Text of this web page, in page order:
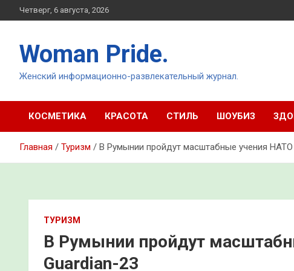
Перейти
к
Четверг, 6 августа, 2026
Woman Pride.
Женский информационно-развлекательный журнал.
КОСМЕТИКА КРАСОТА СТИЛЬ ШОУБИЗ
Главная Туризм В Румынии пройдут масштабные учения НАТО
ТУРИЗМ
В Румынии пройдут
Guardian-23